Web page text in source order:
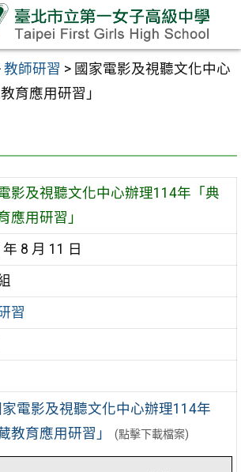
教師研習 > 國家電影及視聽文化中心
育應用研習」
影及視聽文化中心辦理114年「典
應用研習」
8 月 11 日
習
家電影及視聽文化中心辦理114年
教育應用研習」
(點擊下載檔案)